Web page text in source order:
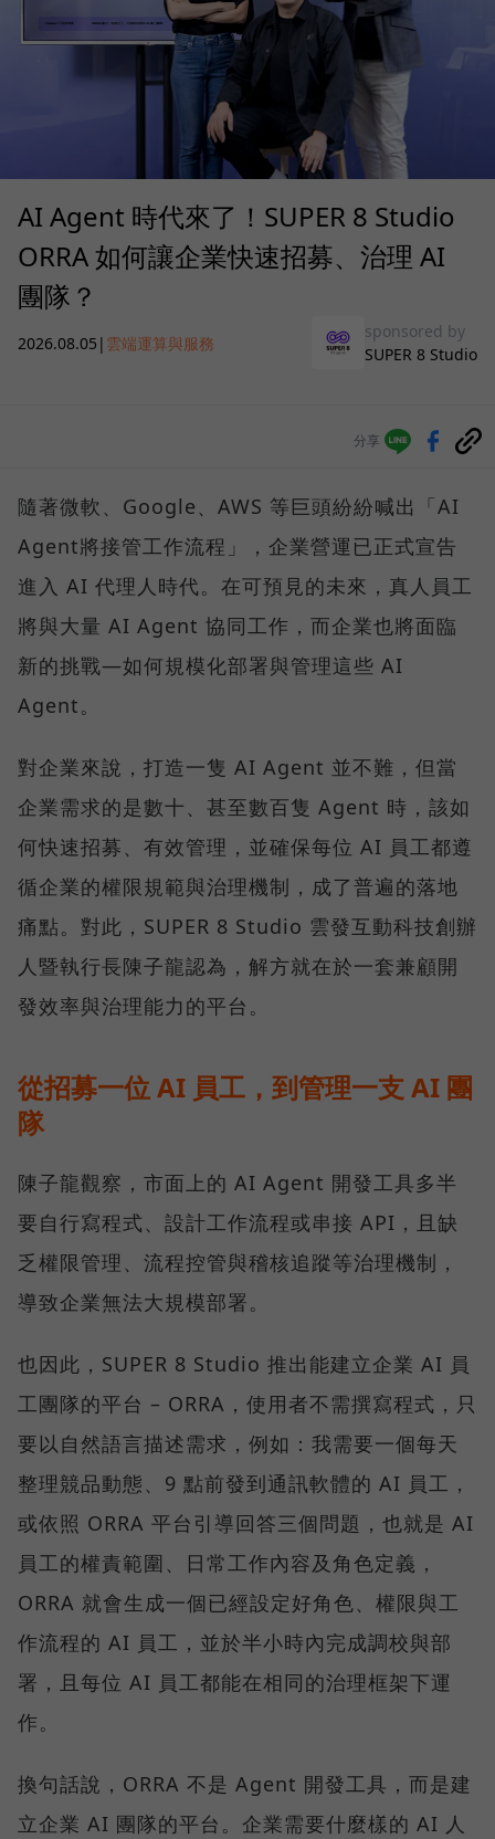
AI Agent 時代來了！SUPER 8 Studio
ORRA 如何讓企業快速招募、治理 AI
團隊？
2026.08.05 | 雲端運算與服務
sponsored by
SUPER 8 Studio
分享
隨著微軟、Google、AWS 等巨頭紛紛喊出「AI
Agent將接管工作流程」，企業營運已正式宣告
進入 AI 代理人時代。在可預見的未來，真人員工
將與大量 AI Agent 協同工作，而企業也將面臨
新的挑戰—如何規模化部署與管理這些 AI
Agent。
對企業來說，打造一隻 AI Agent 並不難，但當
企業需求的是數十、甚至數百隻 Agent 時，該如
何快速招募、有效管理，並確保每位 AI 員工都遵
循企業的權限規範與治理機制，成了普遍的落地
痛點。對此，SUPER 8 Studio 雲發互動科技創辦
人暨執行長陳子龍認為，解方就在於一套兼顧開
發效率與治理能力的平台。
從招募一位 AI 員工，到管理一支 AI 團
隊
陳子龍觀察，市面上的 AI Agent 開發工具多半
要自行寫程式、設計工作流程或串接 API，且缺
乏權限管理、流程控管與稽核追蹤等治理機制，
導致企業無法大規模部署。
也因此，SUPER 8 Studio 推出能建立企業 AI 員
工團隊的平台 – ORRA，使用者不需撰寫程式，只
要以自然語言描述需求，例如：我需要一個每天
整理競品動態、9 點前發到通訊軟體的 AI 員工，
或依照 ORRA 平台引導回答三個問題，也就是 AI
員工的權責範圍、日常工作內容及角色定義，
ORRA 就會生成一個已經設定好角色、權限與工
作流程的 AI 員工，並於半小時內完成調校與部
署，且每位 AI 員工都能在相同的治理框架下運
作。
換句話說，ORRA 不是 Agent 開發工具，而是建
立企業 AI 團隊的平台。企業需要什麼樣的 AI 人